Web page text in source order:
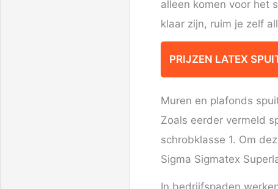
alleen komen voor het
klaar zijn, ruim je zelf
PRIJZEN LATEX
Muren en plafonds
Zoals eerder vermeld
schrobklasse 1. Om
Sigma Sigmatex